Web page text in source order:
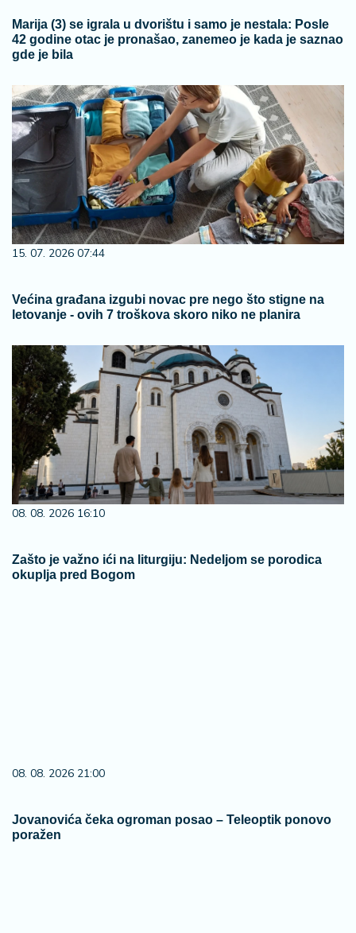
Marija (3) se igrala u dvorištu i samo je nestala: Posle
42 godine otac je pronašao, zanemeo je kada je saznao
gde je bila
15. 07. 2026 07:44
Većina građana izgubi novac pre nego što stigne na
letovanje - ovih 7 troškova skoro niko ne planira
08. 08. 2026 16:10
Zašto je važno ići na liturgiju: Nedeljom se porodica
okuplja pred Bogom
08. 08. 2026 21:00
Jovanovića čeka ogroman posao – Teleoptik ponovo
poražen